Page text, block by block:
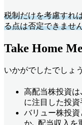
税制だけを考慮すれ
る点は否定できませ
Take Home
いかがでしたでしょ
高配当株投資
に注目した投資
バリュー株投資
か､ 配当収入を